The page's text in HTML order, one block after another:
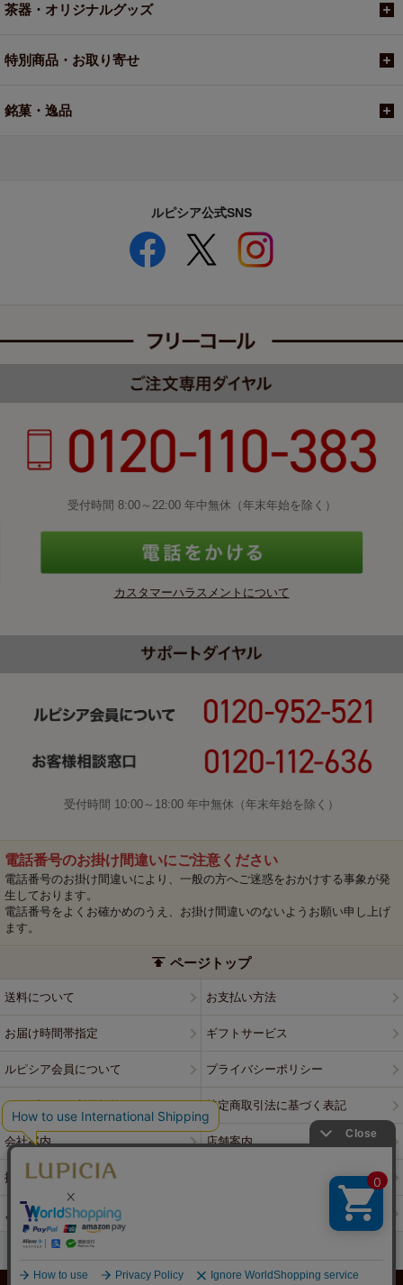
茶器・オリジナルグッズ
特別商品・お取り寄せ
銘菓・逸品
ルピシア公式SNS
受付時間 8:00～22:00 年中無休（年末年始を除く）
カスタマーハラスメントについて
受付時間 10:00～18:00 年中無休（年末年始を除く）
電話番号のお掛け間違いにご注意ください
電話番号のお掛け間違いにより、一般の方へご迷惑をおかけする事象が発
生しております。
電話番号をよくお確かめのうえ、お掛け間違いのないようお願い申し上げ
ます。
ページトップ
送料について お支払い方法
お届け時間帯指定 ギフトサービス
ルピシア会員について プライバシーポリシー
ウェブサイト利用規約 特定商取引法に基づく表記
会社案内 店舗案内
採用情報
よくある質問